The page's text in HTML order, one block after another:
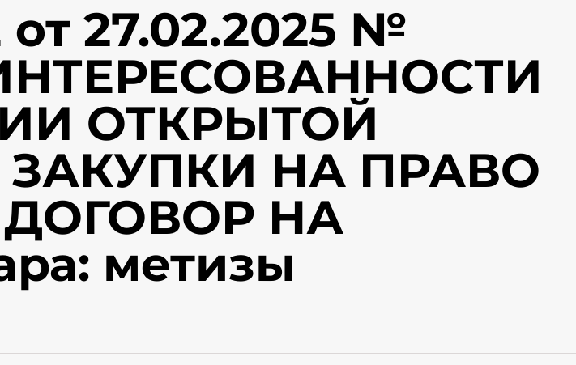
27.02.2025 №
ОТКРЫТОЙ
НА ПРАВО
НА
метизы